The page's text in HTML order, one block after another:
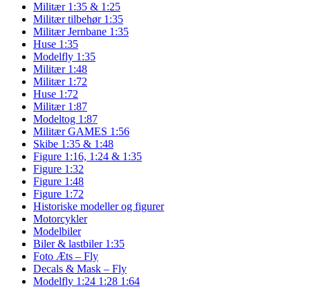
Militær 1:35 & 1:25
Militær tilbehør 1:35
Militær Jernbane 1:35
Huse 1:35
Modelfly 1:35
Militær 1:48
Militær 1:72
Huse 1:72
Militær 1:87
Modeltog 1:87
Militær GAMES 1:56
Skibe 1:35 & 1:48
Figure 1:16, 1:24 & 1:35
Figure 1:32
Figure 1:48
Figure 1:72
Historiske modeller og figurer
Motorcykler
Modelbiler
Biler & lastbiler 1:35
Foto Æts – Fly
Decals & Mask – Fly
Modelfly 1:24 1:28 1:64